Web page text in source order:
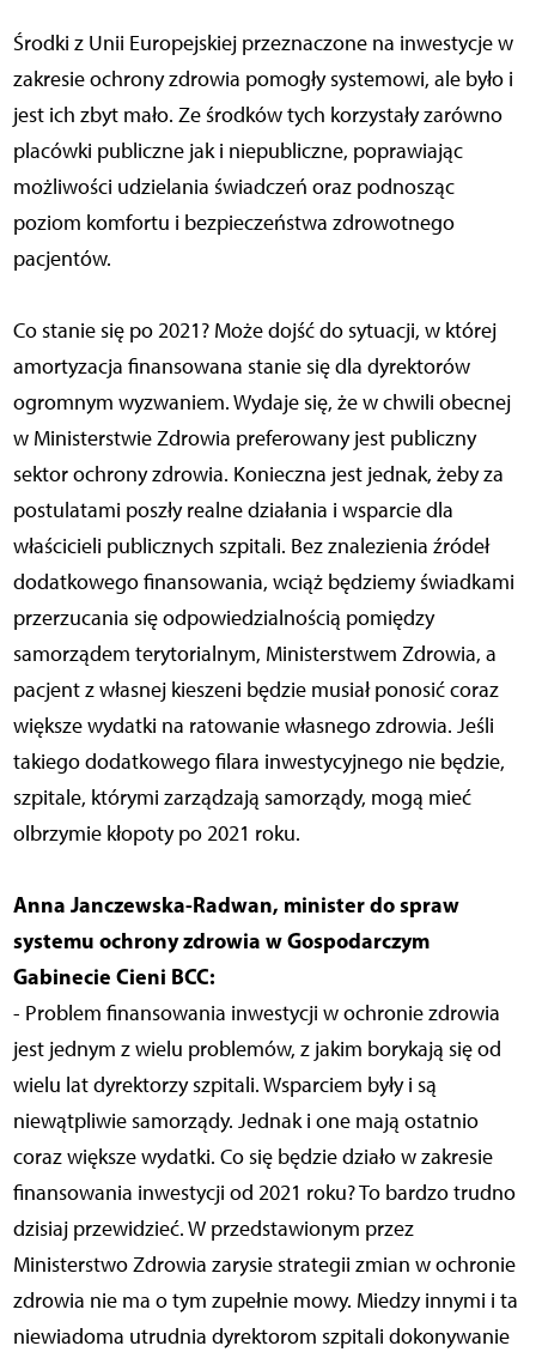
Środki z Unii Europejskiej przeznaczone na inwestycje w
zakresie ochrony zdrowia pomogły systemowi, ale było i
jest ich zbyt mało. Ze środków tych korzystały zarówno
placówki publiczne jak i niepubliczne, poprawiając
możliwości udzielania świadczeń oraz podnosząc
poziom komfortu i bezpieczeństwa zdrowotnego
pacjentów.
Co stanie się po 2021? Może dojść do sytuacji, w której
amortyzacja finansowana stanie się dla dyrektorów
ogromnym wyzwaniem. Wydaje się, że w chwili obecnej
w Ministerstwie Zdrowia preferowany jest publiczny
sektor ochrony zdrowia. Konieczna jest jednak, żeby za
postulatami poszły realne działania i wsparcie dla
właścicieli publicznych szpitali. Bez znalezienia źródeł
dodatkowego finansowania, wciąż będziemy świadkami
przerzucania się odpowiedzialnością pomiędzy
samorządem terytorialnym, Ministerstwem Zdrowia, a
pacjent z własnej kieszeni będzie musiał ponosić coraz
większe wydatki na ratowanie własnego zdrowia. Jeśli
takiego dodatkowego filara inwestycyjnego nie będzie,
szpitale, którymi zarządzają samorządy, mogą mieć
olbrzymie kłopoty po 2021 roku.
Anna Janczewska-Radwan, minister do spraw
systemu ochrony zdrowia w Gospodarczym
Gabinecie Cieni BCC:
- Problem finansowania inwestycji w ochronie zdrowia
jest jednym z wielu problemów, z jakim borykają się od
wielu lat dyrektorzy szpitali. Wsparciem były i są
niewątpliwie samorządy. Jednak i one mają ostatnio
coraz większe wydatki. Co się będzie działo w zakresie
finansowania inwestycji od 2021 roku? To bardzo trudno
dzisiaj przewidzieć. W przedstawionym przez
Ministerstwo Zdrowia zarysie strategii zmian w ochronie
zdrowia nie ma o tym zupełnie mowy. Miedzy innymi i ta
niewiadoma utrudnia dyrektorom szpitali dokonywanie